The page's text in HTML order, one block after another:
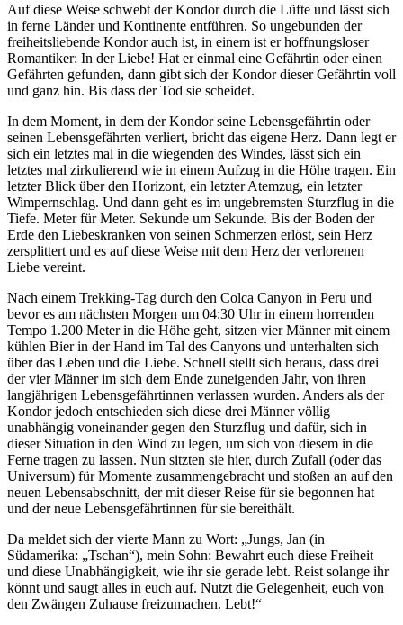
Auf diese Weise schwebt der Kondor durch die Lüfte und lässt sich
in ferne Länder und Kontinente entführen. So ungebunden der
freiheitsliebende Kondor auch ist, in einem ist er hoffnungsloser
Romantiker: In der Liebe! Hat er einmal eine Gefährtin oder einen
Gefährten gefunden, dann gibt sich der Kondor dieser Gefährtin voll
und ganz hin. Bis dass der Tod sie scheidet.
In dem Moment, in dem der Kondor seine Lebensgefährtin oder
seinen Lebensgefährten verliert, bricht das eigene Herz. Dann legt er
sich ein letztes mal in die wiegenden des Windes, lässt sich ein
letztes mal zirkulierend wie in einem Aufzug in die Höhe tragen. Ein
letzter Blick über den Horizont, ein letzter Atemzug, ein letzter
Wimpernschlag. Und dann geht es im ungebremsten Sturzflug in die
Tiefe. Meter für Meter. Sekunde um Sekunde. Bis der Boden der
Erde den Liebeskranken von seinen Schmerzen erlöst, sein Herz
zersplittert und es auf diese Weise mit dem Herz der verlorenen
Liebe vereint.
Nach einem Trekking-Tag durch den Colca Canyon in Peru und
bevor es am nächsten Morgen um 04:30 Uhr in einem horrenden
Tempo 1.200 Meter in die Höhe geht, sitzen vier Männer mit einem
kühlen Bier in der Hand im Tal des Canyons und unterhalten sich
über das Leben und die Liebe. Schnell stellt sich heraus, dass drei
der vier Männer im sich dem Ende zuneigenden Jahr, von ihren
langjährigen Lebensgefährtinnen verlassen wurden. Anders als der
Kondor jedoch entschieden sich diese drei Männer völlig
unabhängig voneinander gegen den Sturzflug und dafür, sich in
dieser Situation in den Wind zu legen, um sich von diesem in die
Ferne tragen zu lassen. Nun sitzten sie hier, durch Zufall (oder das
Universum) für Momente zusammengebracht und stoßen an auf den
neuen Lebensabschnitt, der mit dieser Reise für sie begonnen hat
und der neue Lebensgefährtinnen für sie bereithält.
Da meldet sich der vierte Mann zu Wort: „Jungs, Jan (in
Südamerika: „Tschan“), mein Sohn: Bewahrt euch diese Freiheit
und diese Unabhängigkeit, wie ihr sie gerade lebt. Reist solange ihr
könnt und saugt alles in euch auf. Nutzt die Gelegenheit, euch von
den Zwängen Zuhause freizumachen. Lebt!“